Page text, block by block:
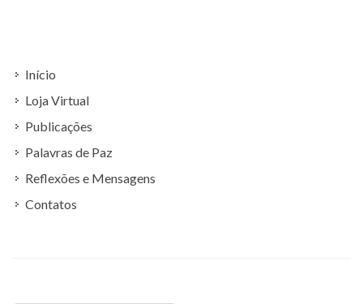
Início
Loja Virtual
Publicações
Palavras de Paz
Reflexões e Mensagens
Contatos